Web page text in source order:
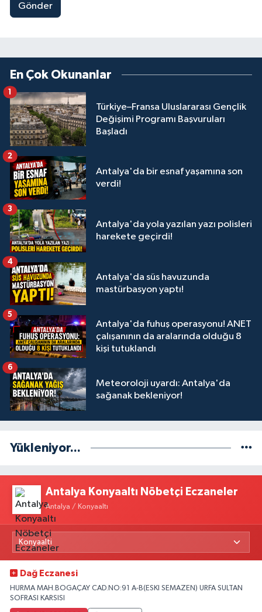
Gönder
En Çok Okunanlar
Türkiye–Fransa Uluslararası Gençlik
Değişimi Programı Başvuruları
Başladı
1
Antalya'da bir esnaf yaşamına son
verdi!
2
Antalya'da yola yazılan yazı polisleri
harekete geçirdi!
3
Antalya'da süs havuzunda
mastürbasyon yaptı!
4
Antalya'da fuhuş operasyonu! ANET
çalışanının da aralarında olduğu 8
kişi tutuklandı
5
Meteoroloji uyardı: Antalya'da
sağanak bekleniyor!
6
Yükleniyor...
Antalya Konyaaltı Nöbetçi Eczaneler
Antalya / Konyaaltı
Dağ Eczanesi
HURMA MAH.BOGAÇAY CAD.NO:91 A-B(ESKI SEMAZEN) URFA SULTAN
SOFRASI KARSISI